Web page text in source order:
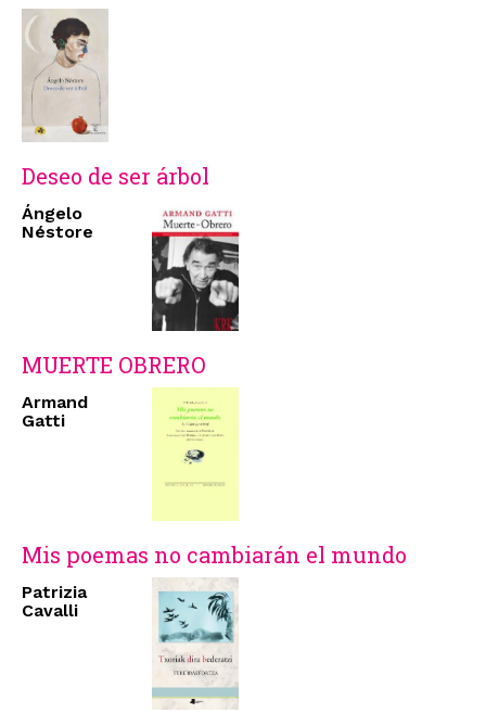
Deseo de ser árbol
Ángelo
Néstore
MUERTE OBRERO
Armand
Gatti
Mis poemas no cambiarán el mundo
Patrizia
Cavalli